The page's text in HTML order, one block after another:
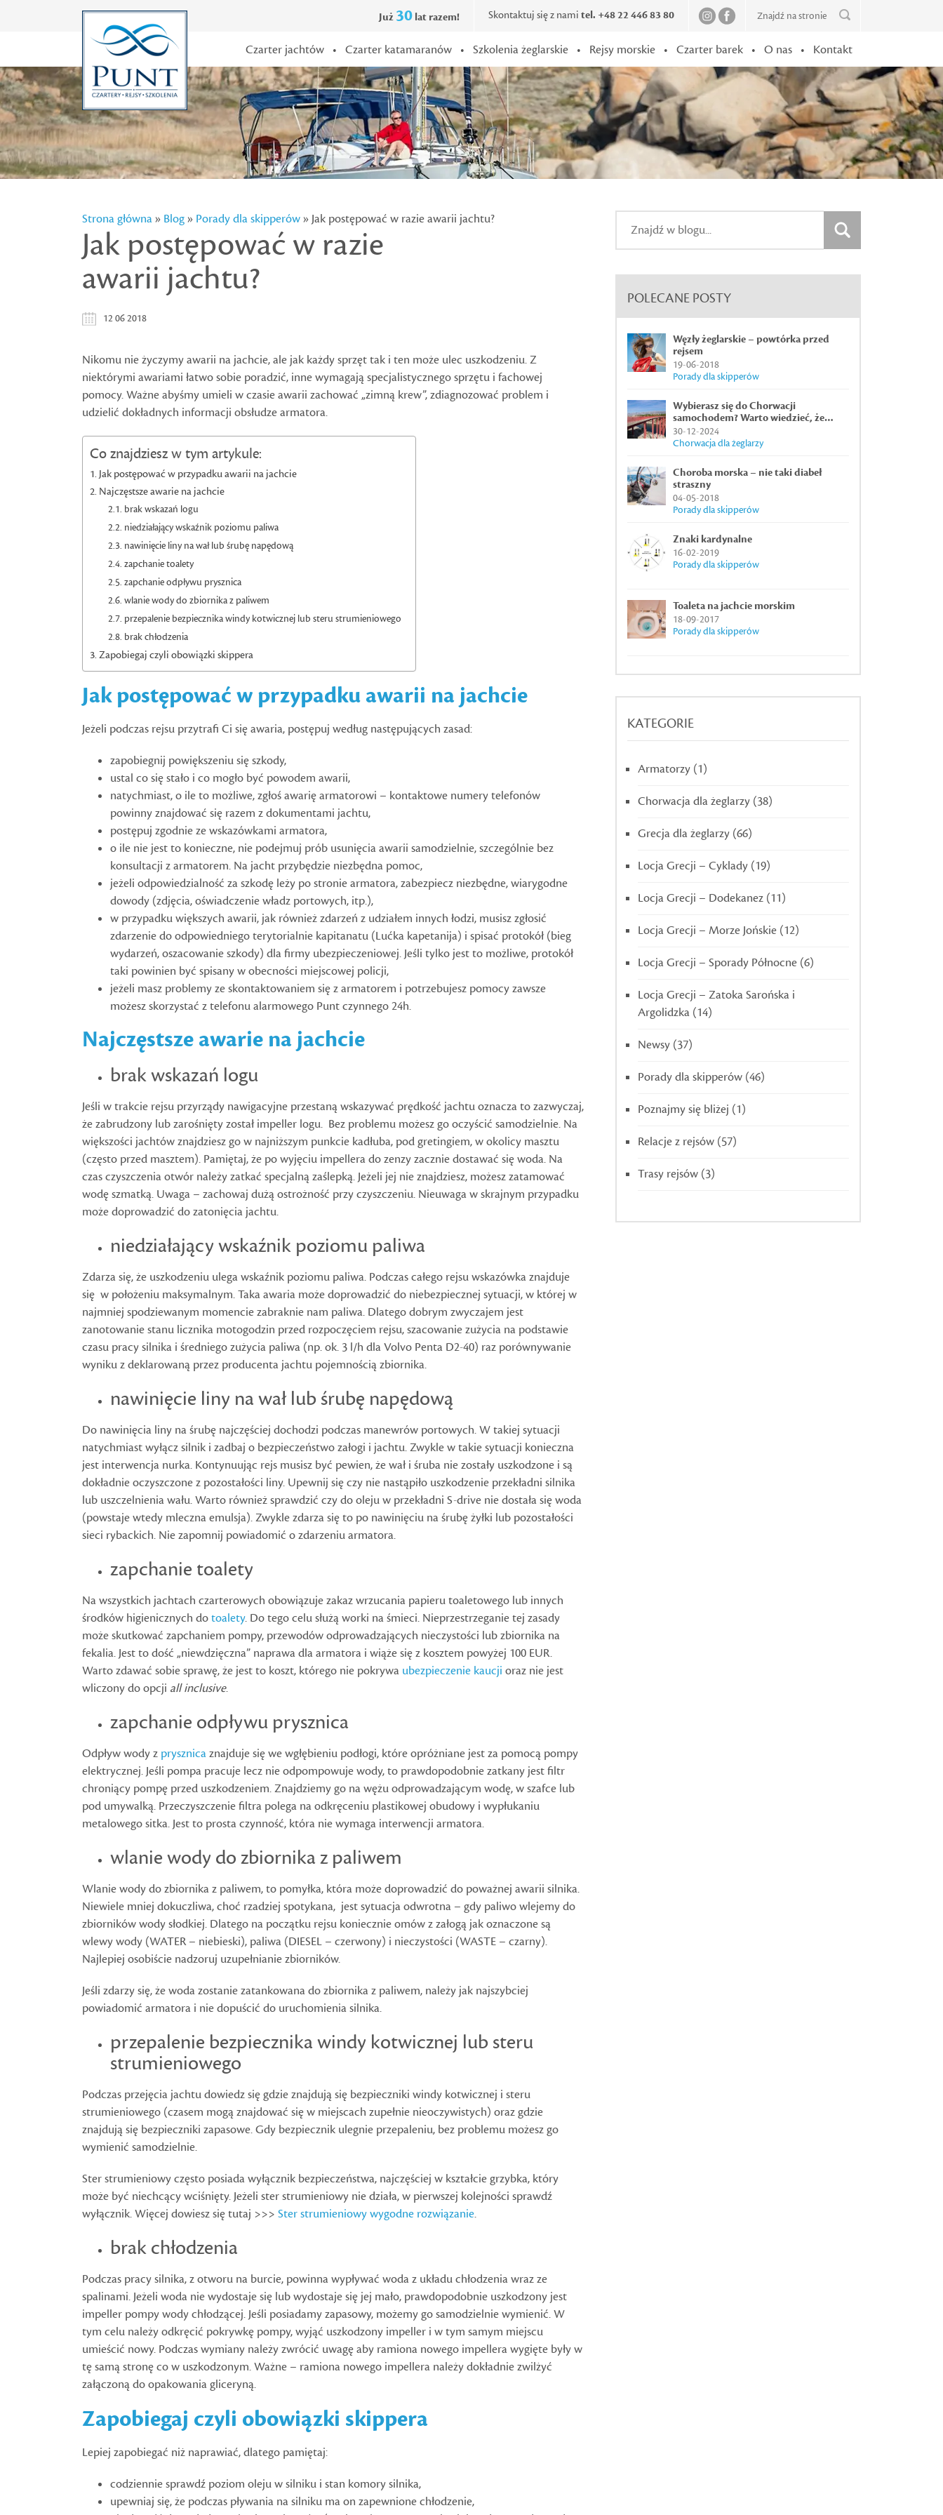
Skontaktuj się z nami tel. +48 22 446 83 80
Już 30 lat razem!
Czarter jachtów • Czarter katamaranów • Szkolenia żeglarskie • Rejsy morskie • Czarter barek • O nas • Kontakt
Strona główna» Blog» Porady dla skipperów» Jak postępować w razie awarii jachtu?
Jak postępować w razie
awarii jachtu?
12 06 2018
Nikomu nie życzymy awarii na jachcie, ale jak każdy sprzęt tak i ten może ulec uszkodzeniu. Z
niektórymi awariami łatwo sobie poradzić, inne wymagają specjalistycznego sprzętu i fachowej
pomocy. Ważne abyśmy umieli w czasie awarii zachować „zimną krew”, zdiagnozować problem i
udzielić dokładnych informacji obsłudze armatora.
Co znajdziesz w tym artykule:
Jak postępować w przypadku awarii na jachcie
Najczęstsze awarie na jachcie
brak wskazań logu
niedziałający wskaźnik poziomu paliwa
nawinięcie liny na wał lub śrubę napędową
zapchanie toalety
zapchanie odpływu prysznica
wlanie wody do zbiornika z paliwem
przepalenie bezpiecznika windy kotwicznej lub steru strumieniowego
brak chłodzenia
Zapobiegaj czyli obowiązki skippera
Jak postępować w przypadku awarii na jachcie
Jeżeli podczas rejsu przytrafi Ci się awaria, postępuj według następujących zasad:
zapobiegnij powiększeniu się szkody,
ustal co się stało i co mogło być powodem awarii,
natychmiast, o ile to możliwe, zgłoś awarię armatorowi – kontaktowe numery telefonów
powinny znajdować się razem z dokumentami jachtu,
postępuj zgodnie ze wskazówkami armatora,
o ile nie jest to konieczne, nie podejmuj prób usunięcia awarii samodzielnie, szczególnie bez
konsultacji z armatorem. Na jacht przybędzie niezbędna pomoc,
jeżeli odpowiedzialność za szkodę leży po stronie armatora, zabezpiecz niezbędne, wiarygodne
dowody (zdjęcia, oświadczenie władz portowych, itp.),
w przypadku większych awarii, jak również zdarzeń z udziałem innych łodzi, musisz zgłosić
zdarzenie do odpowiedniego terytorialnie kapitanatu (Lućka kapetanija) i spisać protokół (bieg
wydarzeń, oszacowanie szkody) dla firmy ubezpieczeniowej. Jeśli tylko jest to możliwe, protokół
taki powinien być spisany w obecności miejscowej policji,
jeżeli masz problemy ze skontaktowaniem się z armatorem i potrzebujesz pomocy zawsze
możesz skorzystać z telefonu alarmowego Punt czynnego 24h.
Najczęstsze awarie na jachcie
brak wskazań logu
Jeśli w trakcie rejsu przyrządy nawigacyjne przestaną wskazywać prędkość jachtu oznacza to zazwyczaj,
że zabrudzony lub zarośnięty został impeller logu. Bez problemu możesz go oczyścić samodzielnie. Na
większości jachtów znajdziesz go w najniższym punkcie kadłuba, pod gretingiem, w okolicy masztu
(często przed masztem). Pamiętaj, że po wyjęciu impellera do zenzy zacznie dostawać się woda. Na
czas czyszczenia otwór należy zatkać specjalną zaślepką. Jeżeli jej nie znajdziesz, możesz zatamować
wodę szmatką. Uwaga – zachowaj dużą ostrożność przy czyszczeniu. Nieuwaga w skrajnym przypadku
może doprowadzić do zatonięcia jachtu.
niedziałający wskaźnik poziomu paliwa
Zdarza się, że uszkodzeniu ulega wskaźnik poziomu paliwa. Podczas całego rejsu wskazówka znajduje
się w położeniu maksymalnym. Taka awaria może doprowadzić do niebezpiecznej sytuacji, w której w
najmniej spodziewanym momencie zabraknie nam paliwa. Dlatego dobrym zwyczajem jest
zanotowanie stanu licznika motogodzin przed rozpoczęciem rejsu, szacowanie zużycia na podstawie
czasu pracy silnika i średniego zużycia paliwa (np. ok. 3 l/h dla Volvo Penta D2-40) raz porównywanie
wyniku z deklarowaną przez producenta jachtu pojemnością zbiornika.
nawinięcie liny na wał lub śrubę napędową
Do nawinięcia liny na śrubę najczęściej dochodzi podczas manewrów portowych. W takiej sytuacji
natychmiast wyłącz silnik i zadbaj o bezpieczeństwo załogi i jachtu. Zwykle w takie sytuacji konieczna
jest interwencja nurka. Kontynuując rejs musisz być pewien, że wał i śruba nie zostały uszkodzone i są
dokładnie oczyszczone z pozostałości liny. Upewnij się czy nie nastąpiło uszkodzenie przekładni silnika
lub uszczelnienia wału. Warto również sprawdzić czy do oleju w przekładni S-drive nie dostała się woda
(powstaje wtedy mleczna emulsja). Zwykle zdarza się to po nawinięciu na śrubę żyłki lub pozostałości
sieci rybackich. Nie zapomnij powiadomić o zdarzeniu armatora.
zapchanie toalety
Na wszystkich jachtach czarterowych obowiązuje zakaz wrzucania papieru toaletowego lub innych
środków higienicznych dotoalety. Do tego celu służą worki na śmieci. Nieprzestrzeganie tej zasady
może skutkować zapchaniem pompy, przewodów odprowadzających nieczystości lub zbiornika na
fekalia. Jest to dość „niewdzięczna” naprawa dla armatora i wiąże się z kosztem powyżej 100 EUR.
Warto zdawać sobie sprawę, że jest to koszt, którego nie pokrywa ubezpieczenie kaucji oraz nie jest
wliczony do opcji all inclusive.
zapchanie odpływu prysznica
Odpływ wody z prysznicaznajduje się we wgłębieniu podłogi, które opróżniane jest za pomocą pompy
elektrycznej. Jeśli pompa pracuje lecz nie odpompowuje wody, to prawdopodobnie zatkany jest filtr
chroniący pompę przed uszkodzeniem. Znajdziemy go na wężu odprowadzającym wodę, w szafce lub
pod umywalką. Przeczyszczenie filtra polega na odkręceniu plastikowej obudowy i wypłukaniu
metalowego sitka. Jest to prosta czynność, która nie wymaga interwencji armatora.
wlanie wody do zbiornika z paliwem
Wlanie wody do zbiornika z paliwem, to pomyłka, która może doprowadzić do poważnej awarii silnika.
Niewiele mniej dokuczliwa, choć rzadziej spotykana, jest sytuacja odwrotna – gdy paliwo wlejemy do
zbiorników wody słodkiej. Dlatego na początku rejsu koniecznie omów z załogą jak oznaczone są
wlewy wody (WATER – niebieski), paliwa (DIESEL – czerwony) i nieczystości (WASTE – czarny).
Najlepiej osobiście nadzoruj uzupełnianie zbiorników.
Jeśli zdarzy się, że woda zostanie zatankowana do zbiornika z paliwem, należy jak najszybciej
powiadomić armatora i nie dopuścić do uruchomienia silnika.
przepalenie bezpiecznika windy kotwicznej lub steru
strumieniowego
Podczas przejęcia jachtu dowiedz się gdzie znajdują się bezpieczniki windy kotwicznej i steru
strumieniowego (czasem mogą znajdować się w miejscach zupełnie nieoczywistych) oraz gdzie
znajdują się bezpieczniki zapasowe. Gdy bezpiecznik ulegnie przepaleniu, bez problemu możesz go
wymienić samodzielnie.
Ster strumieniowy często posiada wyłącznik bezpieczeństwa, najczęściej w kształcie grzybka, który
może być niechcący wciśnięty. Jeżeli ster strumieniowy nie działa, w pierwszej kolejności sprawdź
wyłącznik. Więcej dowiesz się tutaj >>> Ster strumieniowy wygodne rozwiązanie.
brak chłodzenia
Podczas pracy silnika, z otworu na burcie, powinna wypływać woda z układu chłodzenia wraz ze
spalinami. Jeżeli woda nie wydostaje się lub wydostaje się jej mało, prawdopodobnie uszkodzony jest
impeller pompy wody chłodzącej. Jeśli posiadamy zapasowy, możemy go samodzielnie wymienić. W
tym celu należy odkręcić pokrywkę pompy, wyjąć uszkodzony impeller i w tym samym miejscu
umieścić nowy. Podczas wymiany należy zwrócić uwagę aby ramiona nowego impellera wygięte były w
tę samą stronę co w uszkodzonym. Ważne – ramiona nowego impellera należy dokładnie zwilżyć
załączoną do opakowania gliceryną.
Zapobiegaj czyli obowiązki skippera
Lepiej zapobiegać niż naprawiać, dlatego pamiętaj:
codziennie sprawdź poziom oleju w silniku i stan komory silnika,
upewniaj się, że podczas pływania na silniku ma on zapewnione chłodzenie,
POLECANE POSTY
Węzły żeglarskie – powtórka przed
rejsem
19-06-2018
Porady dla skipperów
Wybierasz się do Chorwacji
samochodem? Warto wiedzieć, że…
30-12-2024
Chorwacja dla żeglarzy
Choroba morska – nie taki diabeł
straszny
04-05-2018
Porady dla skipperów
Znaki kardynalne
16-02-2019
Porady dla skipperów
Toaleta na jachcie morskim
18-09-2017
Porady dla skipperów
KATEGORIE
Armatorzy (1)
Chorwacja dla żeglarzy (38)
Grecja dla żeglarzy (66)
Locja Grecji – Cyklady (19)
Locja Grecji – Dodekanez (11)
Locja Grecji – Morze Jońskie (12)
Locja Grecji – Sporady Północne (6)
Locja Grecji – Zatoka Sarońska i
Argolidzka (14)
Newsy (37)
Porady dla skipperów (46)
Poznajmy się bliżej (1)
Relacje z rejsów (57)
Trasy rejsów (3)